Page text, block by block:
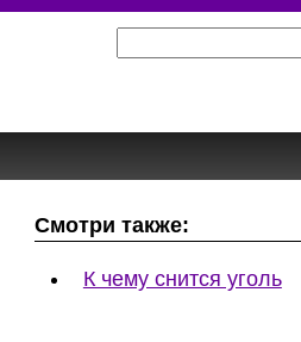
Смотри также:
К чему снится уголь